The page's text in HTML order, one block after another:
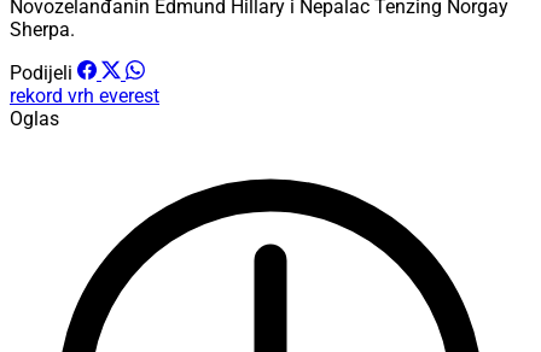
Novozelanđanin Edmund Hillary i Nepalac Tenzing Norgay
Sherpa.
Podijeli
rekord vrh everest
Oglas